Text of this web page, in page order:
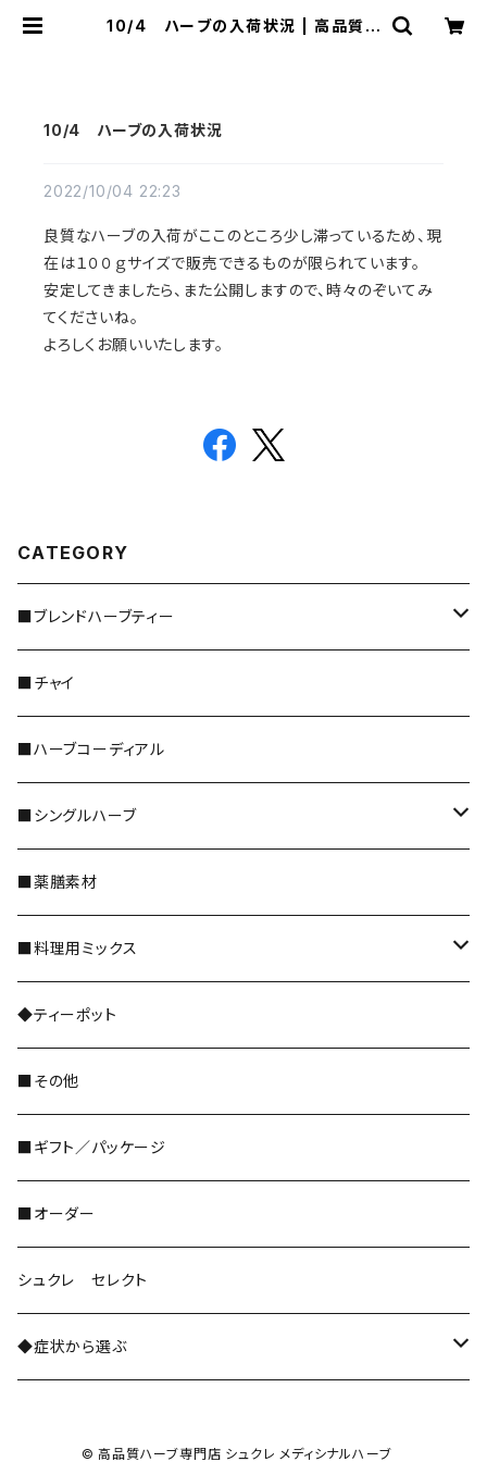
10/4 ハーブの入荷状況 | 高品質ハ
10/4 ハーブの入荷状況
2022/10/04 22:23
良質なハーブの入荷がここのところ少し滞っているため、現
在は１００ｇサイズで販売できるものが限られています。
安定してきましたら、また公開しますので、時々のぞいてみ
てくださいね。
よろしくお願いいたします。
CATEGORY
■ブレンドハーブティー
＊レギュラーサイズ
＊5倍／10倍サイズ
＊ティーバッグ
＊野草茶 阜白
■チャイ
■ハーブコーディアル
■シングルハーブ
全種類
花のハーブ
和ハーブ
ドライフルーツ
ハーブパウダー粉末
■薬膳素材
■料理用ミックス
レギュラーサイズ
◆ティーポット
■その他
■ギフト／パッケージ
■オーダー
シュクレ セレクト
◆症状から選ぶ
© 高品質ハーブ専門店 シュクレ メディシナルハーブ